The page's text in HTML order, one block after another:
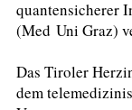
quantensicherer
(Med Uni Graz)
Das Tiroler
dem